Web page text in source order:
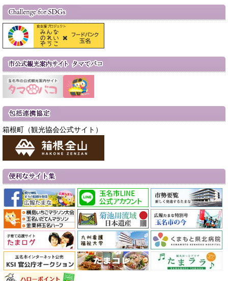
箱根町（観光協会公式サイト）